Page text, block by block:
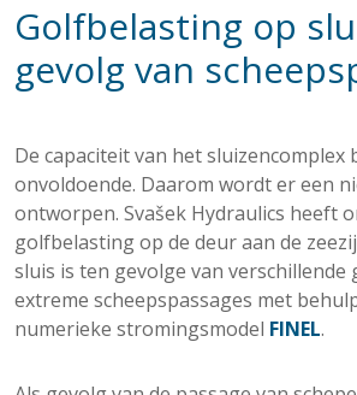
Golfbelasting op
gevolg van
De capaciteit van het sluizencomplex
onvoldoende. Daarom wordt er een
ontworpen. Svašek Hydraulics heeft
golfbelasting op de deur aan de
sluis is ten gevolge van verschillende
extreme scheepspassages met
numerieke stromingsmodel FINEL.